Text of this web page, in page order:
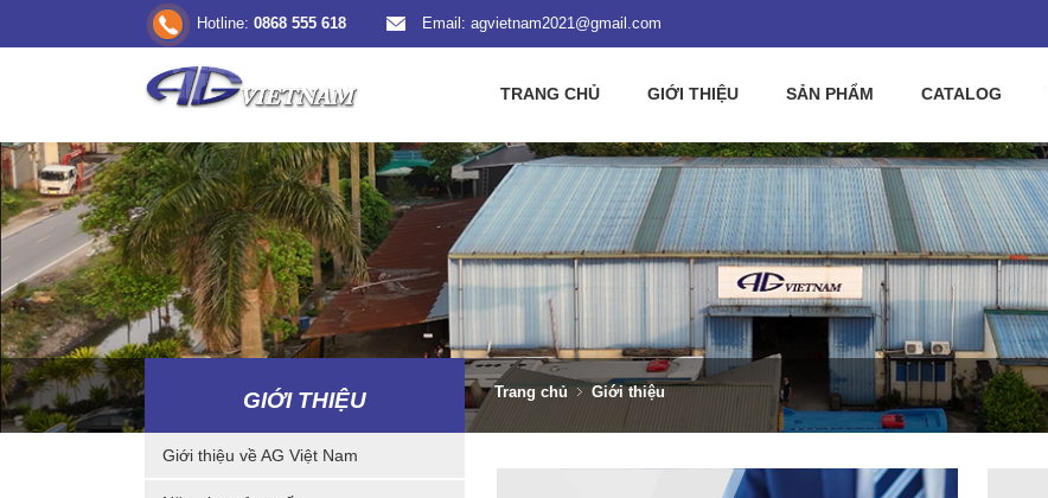
Hotline: 0868 555 618 Email: agvietnam2021@gmail.com
TRANG CHỦ GIỚI THIỆU SẢN PHẨM CATALOG
GIỚI THIỆU Trang chủ Giới thiệu
Giới thiệu về AG Việt Nam